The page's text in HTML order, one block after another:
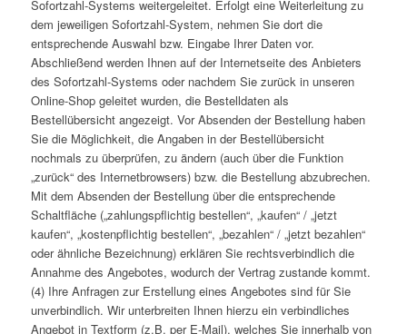
Sofortzahl-Systems weitergeleitet. Erfolgt eine Weiterleitung zu
dem jeweiligen Sofortzahl-System, nehmen Sie dort die
entsprechende Auswahl bzw. Eingabe Ihrer Daten vor.
Abschließend werden Ihnen auf der Internetseite des Anbieters
des Sofortzahl-Systems oder nachdem Sie zurück in unseren
Online-Shop geleitet wurden, die Bestelldaten als
Bestellübersicht angezeigt. Vor Absenden der Bestellung haben
Sie die Möglichkeit, die Angaben in der Bestellübersicht
nochmals zu überprüfen, zu ändern (auch über die Funktion
„zurück“ des Internetbrowsers) bzw. die Bestellung abzubrechen.
Mit dem Absenden der Bestellung über die entsprechende
Schaltfläche („zahlungspflichtig bestellen“, „kaufen“ / „jetzt
kaufen“, „kostenpflichtig bestellen“, „bezahlen“ / „jetzt bezahlen“
oder ähnliche Bezeichnung) erklären Sie rechtsverbindlich die
Annahme des Angebotes, wodurch der Vertrag zustande kommt.
(4) Ihre Anfragen zur Erstellung eines Angebotes sind für Sie
unverbindlich. Wir unterbreiten Ihnen hierzu ein verbindliches
Angebot in Textform (z.B. per E-Mail), welches Sie innerhalb von